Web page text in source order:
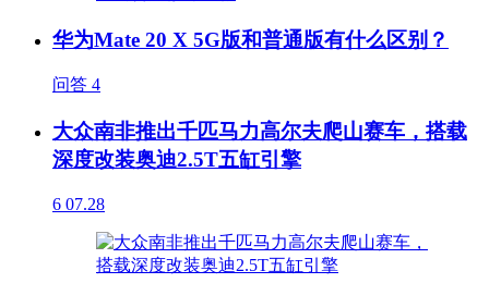
华为Mate 20 X 5G版和普通版有什么区别？
问答 4
大众南非推出千匹马力高尔夫爬山赛车，搭载
深度改装奥迪2.5T五缸引擎
6 07.28